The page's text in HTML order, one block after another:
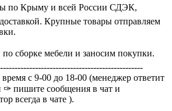
по Крыму и всей России СДЭК,
Крупные товары отправляем
сборке мебели и заносим покупки.
с 9-00 до 18-00 (менеджер ответит
пишите сообщения в чат и
всегда в чате ).